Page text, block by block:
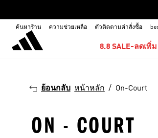
ค้นหาร้าน ความช่วยเหลือ ตัวติดตามคำสั่งซื้อ
8.8 SALE-ลดเพิ่ม
ย้อนกลับ หน้าหลัก On-Court
ON - COURT